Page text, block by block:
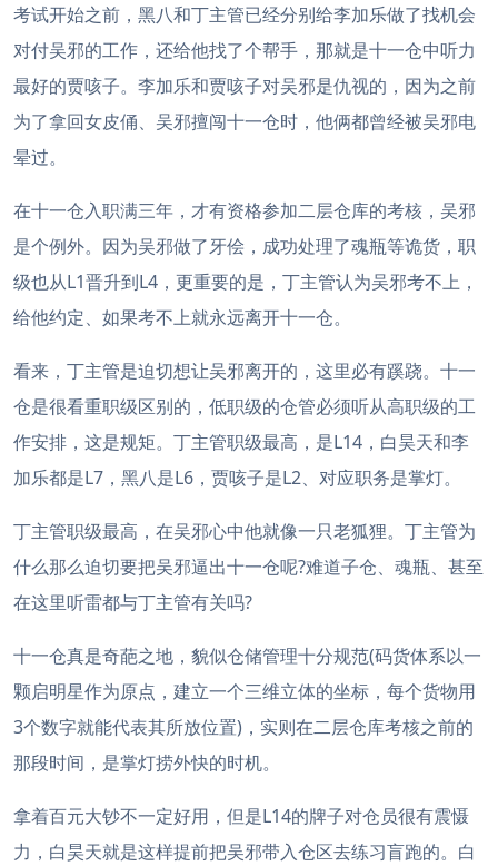
考试开始之前，黑八和丁主管已经分别给李加乐做了找机会
对付吴邪的工作，还给他找了个帮手，那就是十一仓中听力
最好的贾咳子。李加乐和贾咳子对吴邪是仇视的，因为之前
为了拿回女皮俑、吴邪擅闯十一仓时，他俩都曾经被吴邪电
晕过。
在十一仓入职满三年，才有资格参加二层仓库的考核，吴邪
是个例外。因为吴邪做了牙侩，成功处理了魂瓶等诡货，职
级也从L1晋升到L4，更重要的是，丁主管认为吴邪考不上，
给他约定、如果考不上就永远离开十一仓。
看来，丁主管是迫切想让吴邪离开的，这里必有蹊跷。十一
仓是很看重职级区别的，低职级的仓管必须听从高职级的工
作安排，这是规矩。丁主管职级最高，是L14，白昊天和李
加乐都是L7，黑八是L6，贾咳子是L2、对应职务是掌灯。
丁主管职级最高，在吴邪心中他就像一只老狐狸。丁主管为
什么那么迫切要把吴邪逼出十一仓呢?难道子仓、魂瓶、甚至
在这里听雷都与丁主管有关吗?
十一仓真是奇葩之地，貌似仓储管理十分规范(码货体系以一
颗启明星作为原点，建立一个三维立体的坐标，每个货物用
3个数字就能代表其所放位置)，实则在二层仓库考核之前的
那段时间，是掌灯捞外快的时机。
拿着百元大钞不一定好用，但是L14的牌子对仓员很有震慑
力，白昊天就是这样提前把吴邪带入仓区去练习盲跑的。白